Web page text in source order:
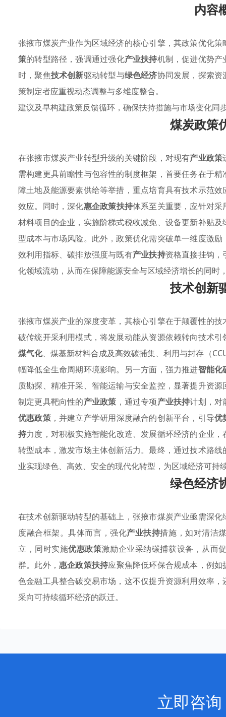
内容
张掖市煤炭产业作为区域经济的核心引擎，其政策优化
策的转型路径，强调通过强化产业扶持机制，促进优势
时，聚焦技术创新驱动转型与绿色经济协同发展，探索
策制定者应重视动态调整与多维度整合。
建议及早构建政策反馈循环，确保扶持措施与市场变化同
煤炭政策
在张掖市煤炭产业转型升级的关键阶段，对现有产业政策
需构建更具前瞻性与包容性的制度框架，首要任务在于精
障土地及能源要素供给等举措，重点培育具有技术示范
效应。同时，深化惠企政策扶持体系至关重要，应针对
材料项目的企业，实施阶梯式税收减免、设备更新补贴
型成本与市场风险。此外，政策优化需突破单一维度激
效利用指标、碳排放强度与既有产业扶持资格直接挂钩，
化领域流动，从而在保障能源安全与区域经济增长的同
技术创新
张掖市煤炭产业的深度变革，其核心引擎在于颠覆性的
破传统开采利用模式，将发展动能从资源依赖转向技术引
煤气化、煤基新材料合成及高效碳捕集、利用与封存（
幅降低全生命周期环境影响。另一方面，强力推进智能化
质勘探、精准开采、智能运输与安全监控，显著提升资
制定更具靶向性的产业政策 ，通过专项产业扶持计划，对
优惠政策，并建立产学研用深度融合的创新平台，引导优
持力度，对积极实施智能化改造、发展循环经济的企业
转型成本，激发市场主体创新活力。最终，通过技术路
业实现绿色、高效、安全的现代化转型，为区域经济可持
绿色经济
在技术创新驱动转型的基础上，张掖市煤炭产业亟需深
度融合框架。具体而言，强化产业扶持措施，如对清洁
立，同时实施优惠政策激励企业采纳碳捕获设备，从而
群。此外，惠企政策扶持应聚焦降低环保合规成本，例
色金融工具整合碳交易市场，这不仅提升资源利用效率
采向可持续循环经济的跃迁。
立即咨